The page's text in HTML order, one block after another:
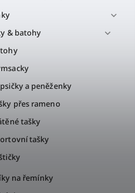
& batohy
a peněženky
přes rameno
tašky
tašky
na řemínky